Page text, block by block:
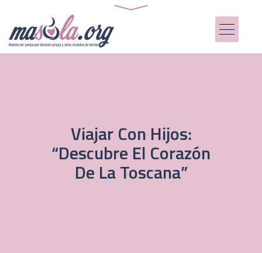
Viajar Con Hijos:
“Descubre El Corazón
De La Toscana”